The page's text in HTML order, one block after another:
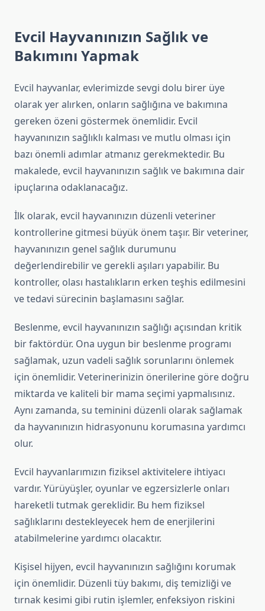
Evcil Hayvanınızın Sağlık ve
Bakımını Yapmak
Evcil hayvanlar, evlerimizde sevgi dolu birer üye
olarak yer alırken, onların sağlığına ve bakımına
gereken özeni göstermek önemlidir. Evcil
hayvanınızın sağlıklı kalması ve mutlu olması için
bazı önemli adımlar atmanız gerekmektedir. Bu
makalede, evcil hayvanınızın sağlık ve bakımına dair
ipuçlarına odaklanacağız.
İlk olarak, evcil hayvanınızın düzenli veteriner
kontrollerine gitmesi büyük önem taşır. Bir veteriner,
hayvanınızın genel sağlık durumunu
değerlendirebilir ve gerekli aşıları yapabilir. Bu
kontroller, olası hastalıkların erken teşhis edilmesini
ve tedavi sürecinin başlamasını sağlar.
Beslenme, evcil hayvanınızın sağlığı açısından kritik
bir faktördür. Ona uygun bir beslenme programı
sağlamak, uzun vadeli sağlık sorunlarını önlemek
için önemlidir. Veterinerinizin önerilerine göre doğru
miktarda ve kaliteli bir mama seçimi yapmalısınız.
Aynı zamanda, su teminini düzenli olarak sağlamak
da hayvanınızın hidrasyonunu korumasına yardımcı
olur.
Evcil hayvanlarımızın fiziksel aktivitelere ihtiyacı
vardır. Yürüyüşler, oyunlar ve egzersizlerle onları
hareketli tutmak gereklidir. Bu hem fiziksel
sağlıklarını destekleyecek hem de enerjilerini
atabilmelerine yardımcı olacaktır.
Kişisel hijyen, evcil hayvanınızın sağlığını korumak
için önemlidir. Düzenli tüy bakımı, diş temizliği ve
tırnak kesimi gibi rutin işlemler, enfeksiyon riskini